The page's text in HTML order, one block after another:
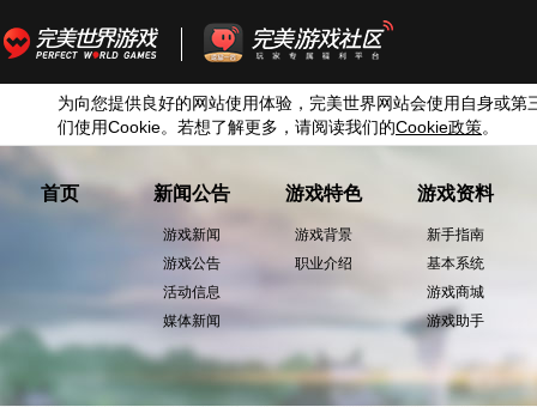
为向您提供良好的网站使用体验，完美世界网站会使用自身或第
们使用Cookie。若想了解更多，请阅读我们的Cookie政策。
首页 新闻公告
游戏新闻
游戏公告
活动信息
媒体新闻
游戏特色
游戏背景
职业介绍
游戏资料
新手指南
基本系统
游戏商城
游戏助手